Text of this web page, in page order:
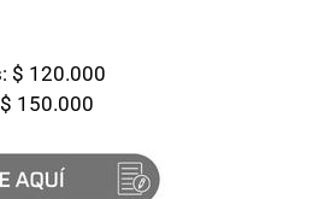
$ 120.000
150.000